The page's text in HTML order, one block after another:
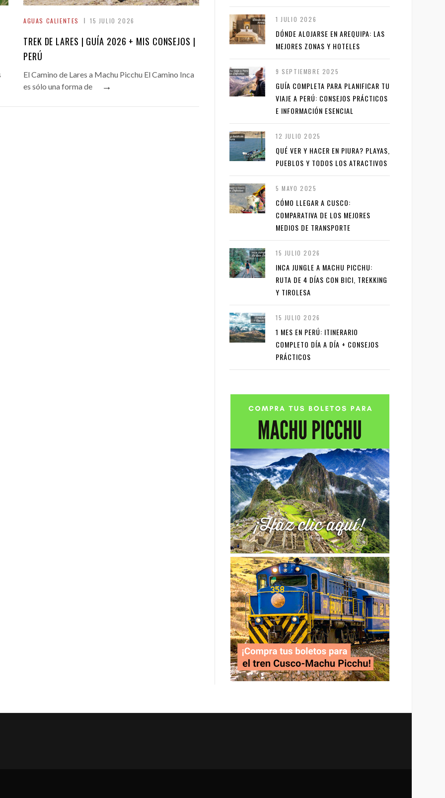
AGUAS CALIENTES 15 JULIO 2026
TREK DE LARES | GUÍA 2026 + MIS CONSEJOS |
PERÚ
El Camino de Lares a Machu Picchu El Camino Inca
es sólo una forma de
→
1 JULIO 2026
DÓNDE ALOJARSE EN AREQUIPA: LAS
MEJORES ZONAS Y HOTELES
9 SEPTIEMBRE 2025
GUÍA COMPLETA PARA PLANIFICAR TU
VIAJE A PERÚ: CONSEJOS PRÁCTICOS
E INFORMACIÓN ESENCIAL
12 JULIO 2025
QUÉ VER Y HACER EN PIURA? PLAYAS,
PUEBLOS Y TODOS LOS ATRACTIVOS
5 MAYO 2025
CÓMO LLEGAR A CUSCO:
COMPARATIVA DE LOS MEJORES
MEDIOS DE TRANSPORTE
15 JULIO 2026
INCA JUNGLE A MACHU PICCHU:
RUTA DE 4 DÍAS CON BICI, TREKKING
Y TIROLESA
15 JULIO 2026
1 MES EN PERÚ: ITINERARIO
COMPLETO DÍA A DÍA + CONSEJOS
PRÁCTICOS